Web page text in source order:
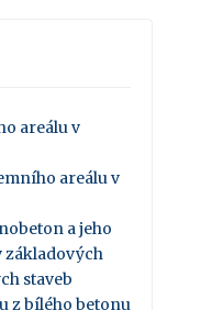
areálu v
areálu v
a jeho
základových
staveb
z bílého betonu